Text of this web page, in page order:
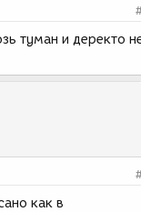
туман и деректо
как в